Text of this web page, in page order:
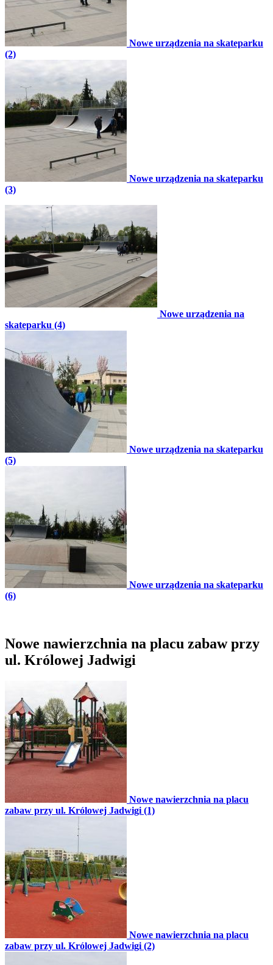
Nowe urządzenia na skateparku
(2)
Nowe urządzenia na skateparku
(3)
Nowe urządzenia na
skateparku (4)
Nowe urządzenia na skateparku
(5)
Nowe urządzenia na skateparku
(6)
Nowe nawierzchnia na placu zabaw przy
ul. Królowej Jadwigi
Nowe nawierzchnia na placu
zabaw przy ul. Królowej Jadwigi (1)
Nowe nawierzchnia na placu
zabaw przy ul. Królowej Jadwigi (2)